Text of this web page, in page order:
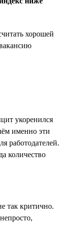
хорошей
укоренился
именно эти
работодателей.
количество
так критично.